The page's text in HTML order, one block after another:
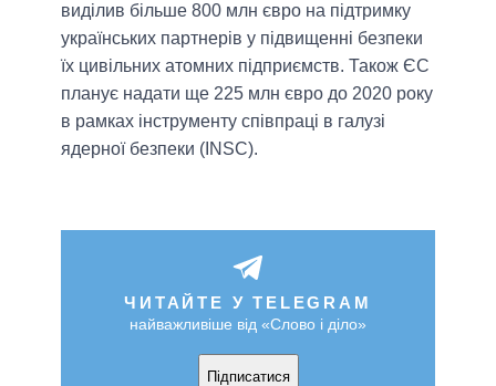
виділив більше 800 млн євро на підтримку
українських партнерів у підвищенні безпеки
їх цивільних атомних підприємств. Також ЄС
планує надати ще 225 млн євро до 2020 року
в рамках інструменту співпраці в галузі
ядерної безпеки (ІNSC).
ЧИТАЙТЕ У TELEGRAM
найважливіше від «Слово і діло»
Підписатися